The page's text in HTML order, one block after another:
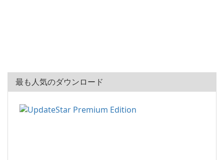
最も人気のダウンロード